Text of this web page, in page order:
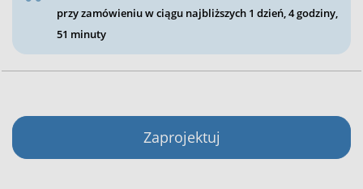
przy zamówieniu w ciągu najbliższych 1 dzień, 4 godziny,
51 minuty
Zaprojektuj